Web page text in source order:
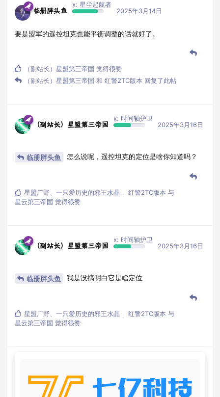
临册胖头鱼
x: 星尘起航者
2025年3月14日
要是盟军的遥控坦克也能平衡调整的话就好了。
（副站长）星盟第三帝国 觉得很赞
（副站长）星盟第三帝国 和 红警2TC版本 回复了此帖
（副站长）星盟第三帝国
x: 时间轴护卫
2025年3月16日
临册胖头鱼 怎么说呢，遥控坦克的定位是啥你知道吗？
星盟广野 一只爱历史的邪王水晶 ， 红警2TC版本 与
星云第三帝国 觉得很赞
（副站长）星盟第三帝国
x: 时间轴护卫
2025年3月16日
临册胖头鱼 我是没搞明白它是啥定位
星盟广野 一只爱历史的邪王水晶 ， 红警2TC版本 与
星云第三帝国 觉得很赞